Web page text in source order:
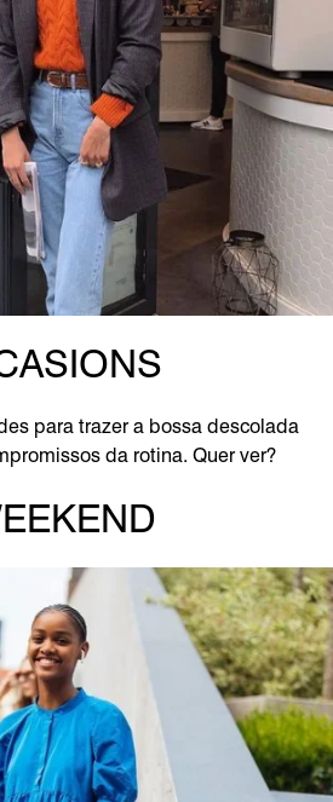
para trazer a bossa descolada
da rotina. Quer ver?